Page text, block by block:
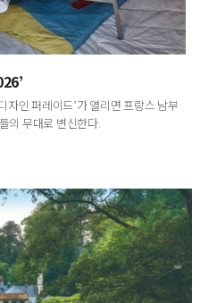
인 퍼레이드’가 열리면 프랑스 남부
의 무대로 변신한다.